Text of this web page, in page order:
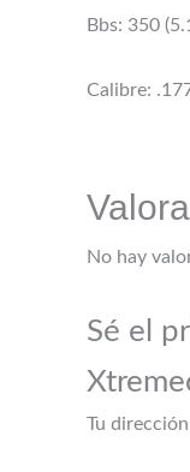
Bbs: 350
Calibre:
No hay
Sé el
Tu